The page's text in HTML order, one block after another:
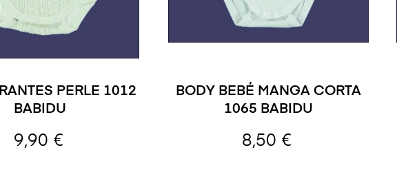
PERLE 1012
BABIDU
9,90 €
BODY BEBÉ MANGA CORTA
1065 BABIDU
8,50 €